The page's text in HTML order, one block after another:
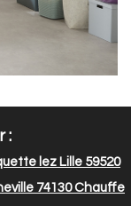
:
lez Lille 59520
74130Chauffe